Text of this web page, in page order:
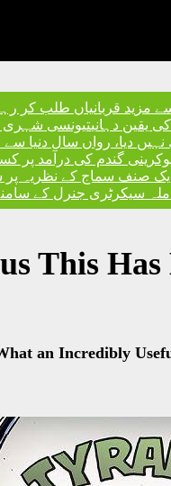
مزید قربانیاں طلب کر
یقین دہانیتیونسی شہری رضا بن
نہیں دیا، رواں سال دنیا
یوکرینی گندم کی درآمد پر
سماج کے نظریہ پر
سیکرٹری جنرل کے سامنے
This Has
an Incredibly